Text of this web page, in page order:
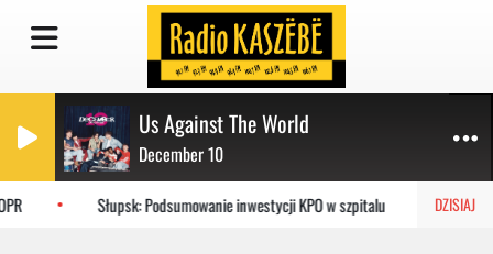
Us Against The World
December 10
DZISIAJ
Słupsk: Podsumowanie inwestycji KPO w szpitalu